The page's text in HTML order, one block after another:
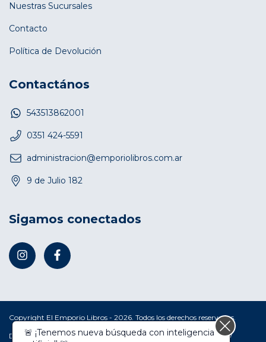
Nuestras Sucursales
Contacto
Política de Devolución
Contactános
543513862001
0351 424-5591
administracion@emporiolibros.com.ar
9 de Julio 182
Sigamos conectados
Copyright El Emporio Libros - 2026. Todos los derechos reservados.
Defensa de las y los consumidores. Para reclamos ingresá acá. /
🚨 ¡Tenemos nueva búsqueda con inteligencia